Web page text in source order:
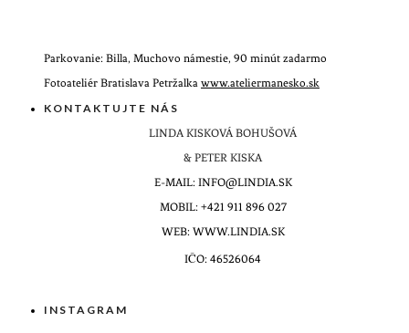
Parkovanie: Billa, Muchovo námestie, 90 minút zadarmo
Fotoateliér Bratislava Petržalka www.ateliermanesko.sk
KONTAKTUJTE NÁS
LINDA KISKOVÁ BOHUŠOVÁ
& PETER KISKA
E-MAIL: INFO@LINDIA.SK
MOBIL: +421 911 896 027
WEB: WWW.LINDIA.SK
IČO: 46526064
INSTAGRAM